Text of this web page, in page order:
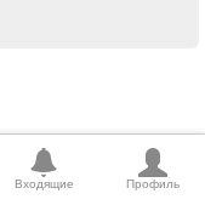
Входящие Профиль